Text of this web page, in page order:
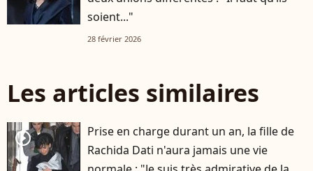
soient..."
28 février 2026
Les articles similaires
player2
Prise en charge durant un an, la fille de
Rachida Dati n'aura jamais une vie